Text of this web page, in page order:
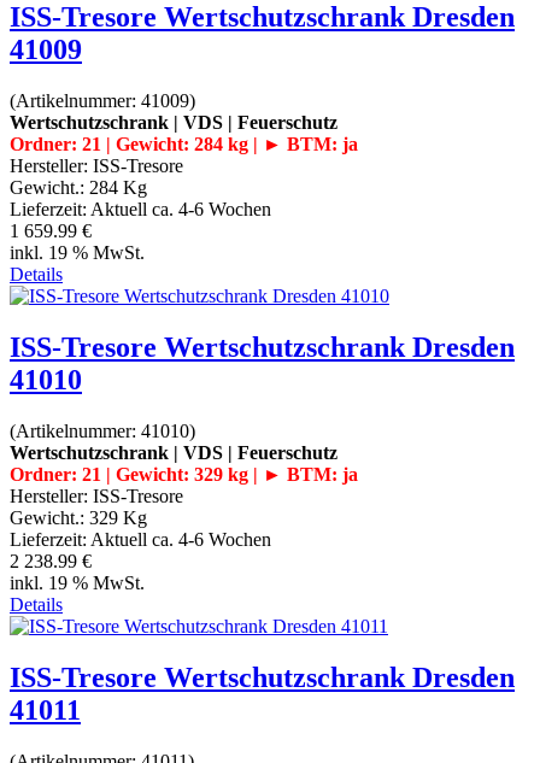
ISS-Tresore Wertschutzschrank Dresden
41009
(Artikelnummer: 41009)
Wertschutzschrank | VDS | Feuerschutz
Ordner: 21 | Gewicht: 284 kg | ► BTM: ja
Hersteller: ISS-Tresore
Gewicht.: 284 Kg
Lieferzeit: Aktuell ca. 4-6 Wochen
1 659.99 €
inkl. 19 % MwSt.
Details
ISS-Tresore Wertschutzschrank Dresden
41010
(Artikelnummer: 41010)
Wertschutzschrank | VDS | Feuerschutz
Ordner: 21 | Gewicht: 329 kg | ► BTM: ja
Hersteller: ISS-Tresore
Gewicht.: 329 Kg
Lieferzeit: Aktuell ca. 4-6 Wochen
2 238.99 €
inkl. 19 % MwSt.
Details
ISS-Tresore Wertschutzschrank Dresden
41011